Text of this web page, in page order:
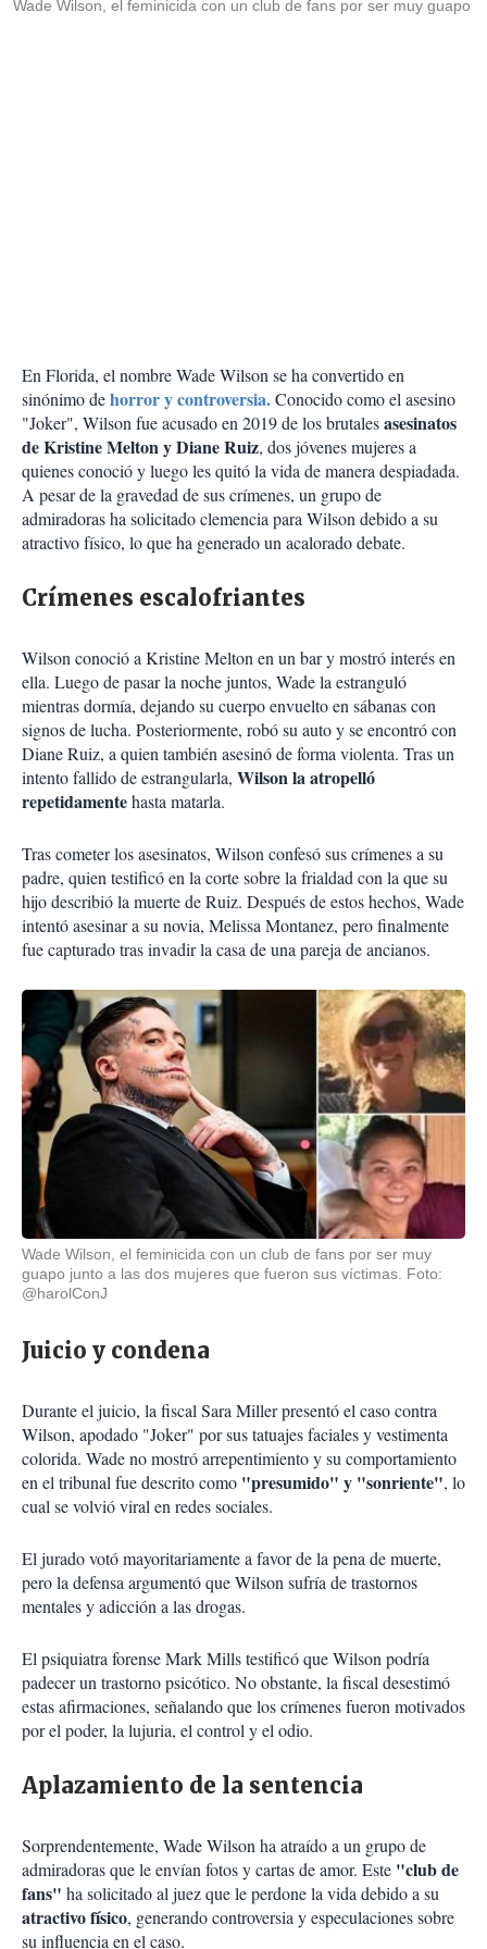
Wade Wilson, el feminicida con un club de fans por ser muy guapo
En Florida, el nombre Wade Wilson se ha convertido en
sinónimo dehorror y controversia.Conocido como el asesino
"Joker", Wilson fue acusado en 2019 de los brutalesasesinatos
de Kristine Melton y Diane Ruiz, dos jóvenes mujeres a
quienes conoció y luego les quitó la vida de manera despiadada.
A pesar de la gravedad de sus crímenes, un grupo de
admiradoras ha solicitado clemencia para Wilson debido a su
atractivo físico, lo que ha generado un acalorado debate.
Crímenes escalofriantes
Wilson conoció a Kristine Melton en un bar y mostró interés en
ella. Luego de pasar la noche juntos, Wade la estranguló
mientras dormía, dejando su cuerpo envuelto en sábanas con
signos de lucha. Posteriormente, robó su auto y se encontró con
Diane Ruiz, a quien también asesinó de forma violenta. Tras un
intento fallido de estrangularla, Wilson la atropelló
repetidamentehasta matarla.
Tras cometer los asesinatos, Wilson confesó sus crímenes a su
padre, quien testificó en la corte sobre la frialdad con la que su
hijo describió la muerte de Ruiz. Después de estos hechos, Wade
intentó asesinar a su novia, Melissa Montanez, pero finalmente
fue capturado tras invadir la casa de una pareja de ancianos.
Wade Wilson, el feminicida con un club de fans por ser muy
guapo junto a las dos mujeres que fueron sus víctimas. Foto:
@harolConJ
Juicio y condena
Durante el juicio, la fiscal Sara Miller presentó el caso contra
Wilson, apodado "Joker" por sus tatuajes faciales y vestimenta
colorida. Wade no mostró arrepentimiento y su comportamiento
en el tribunal fue descrito como "presumido" y "sonriente", lo
cual se volvió viral en redes sociales.
El jurado votó mayoritariamente a favor de la pena de muerte,
pero la defensa argumentó que Wilson sufría de trastornos
mentales y adicción a las drogas.
El psiquiatra forense Mark Mills testificó que Wilson podría
padecer un trastorno psicótico. No obstante, la fiscal desestimó
estas afirmaciones, señalando que los crímenes fueron motivados
por el poder, la lujuria, el control y el odio.
Aplazamiento de la sentencia
Sorprendentemente, Wade Wilson ha atraído a un grupo de
admiradoras que le envían fotos y cartas de amor. Este "club de
fans" ha solicitado al juez que le perdone la vida debido a su
atractivo físico, generando controversia y especulaciones sobre
su influencia en el caso.